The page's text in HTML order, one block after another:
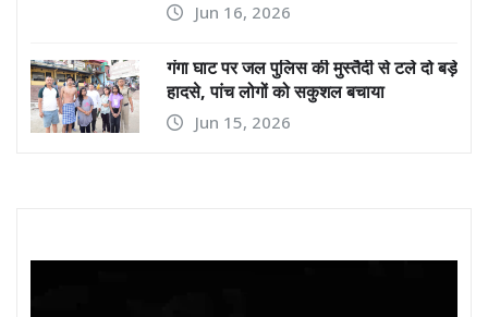
Jun 16, 2026
गंगा घाट पर जल पुलिस की मुस्तैदी से टले दो बड़े
हादसे, पांच लोगों को सकुशल बचाया
Jun 15, 2026